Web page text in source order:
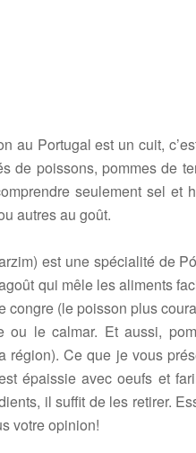
au Portugal est un cuit,
de poissons, pommes de
seulement sel et
autres au goût.
est une spécialité de
qui mêle les aliments
congre (le poisson plus
ou le calmar. Et aussi,
région). Ce que je vous
épaissie avec oeufs et
il suffit de les retirer.
votre opinion!